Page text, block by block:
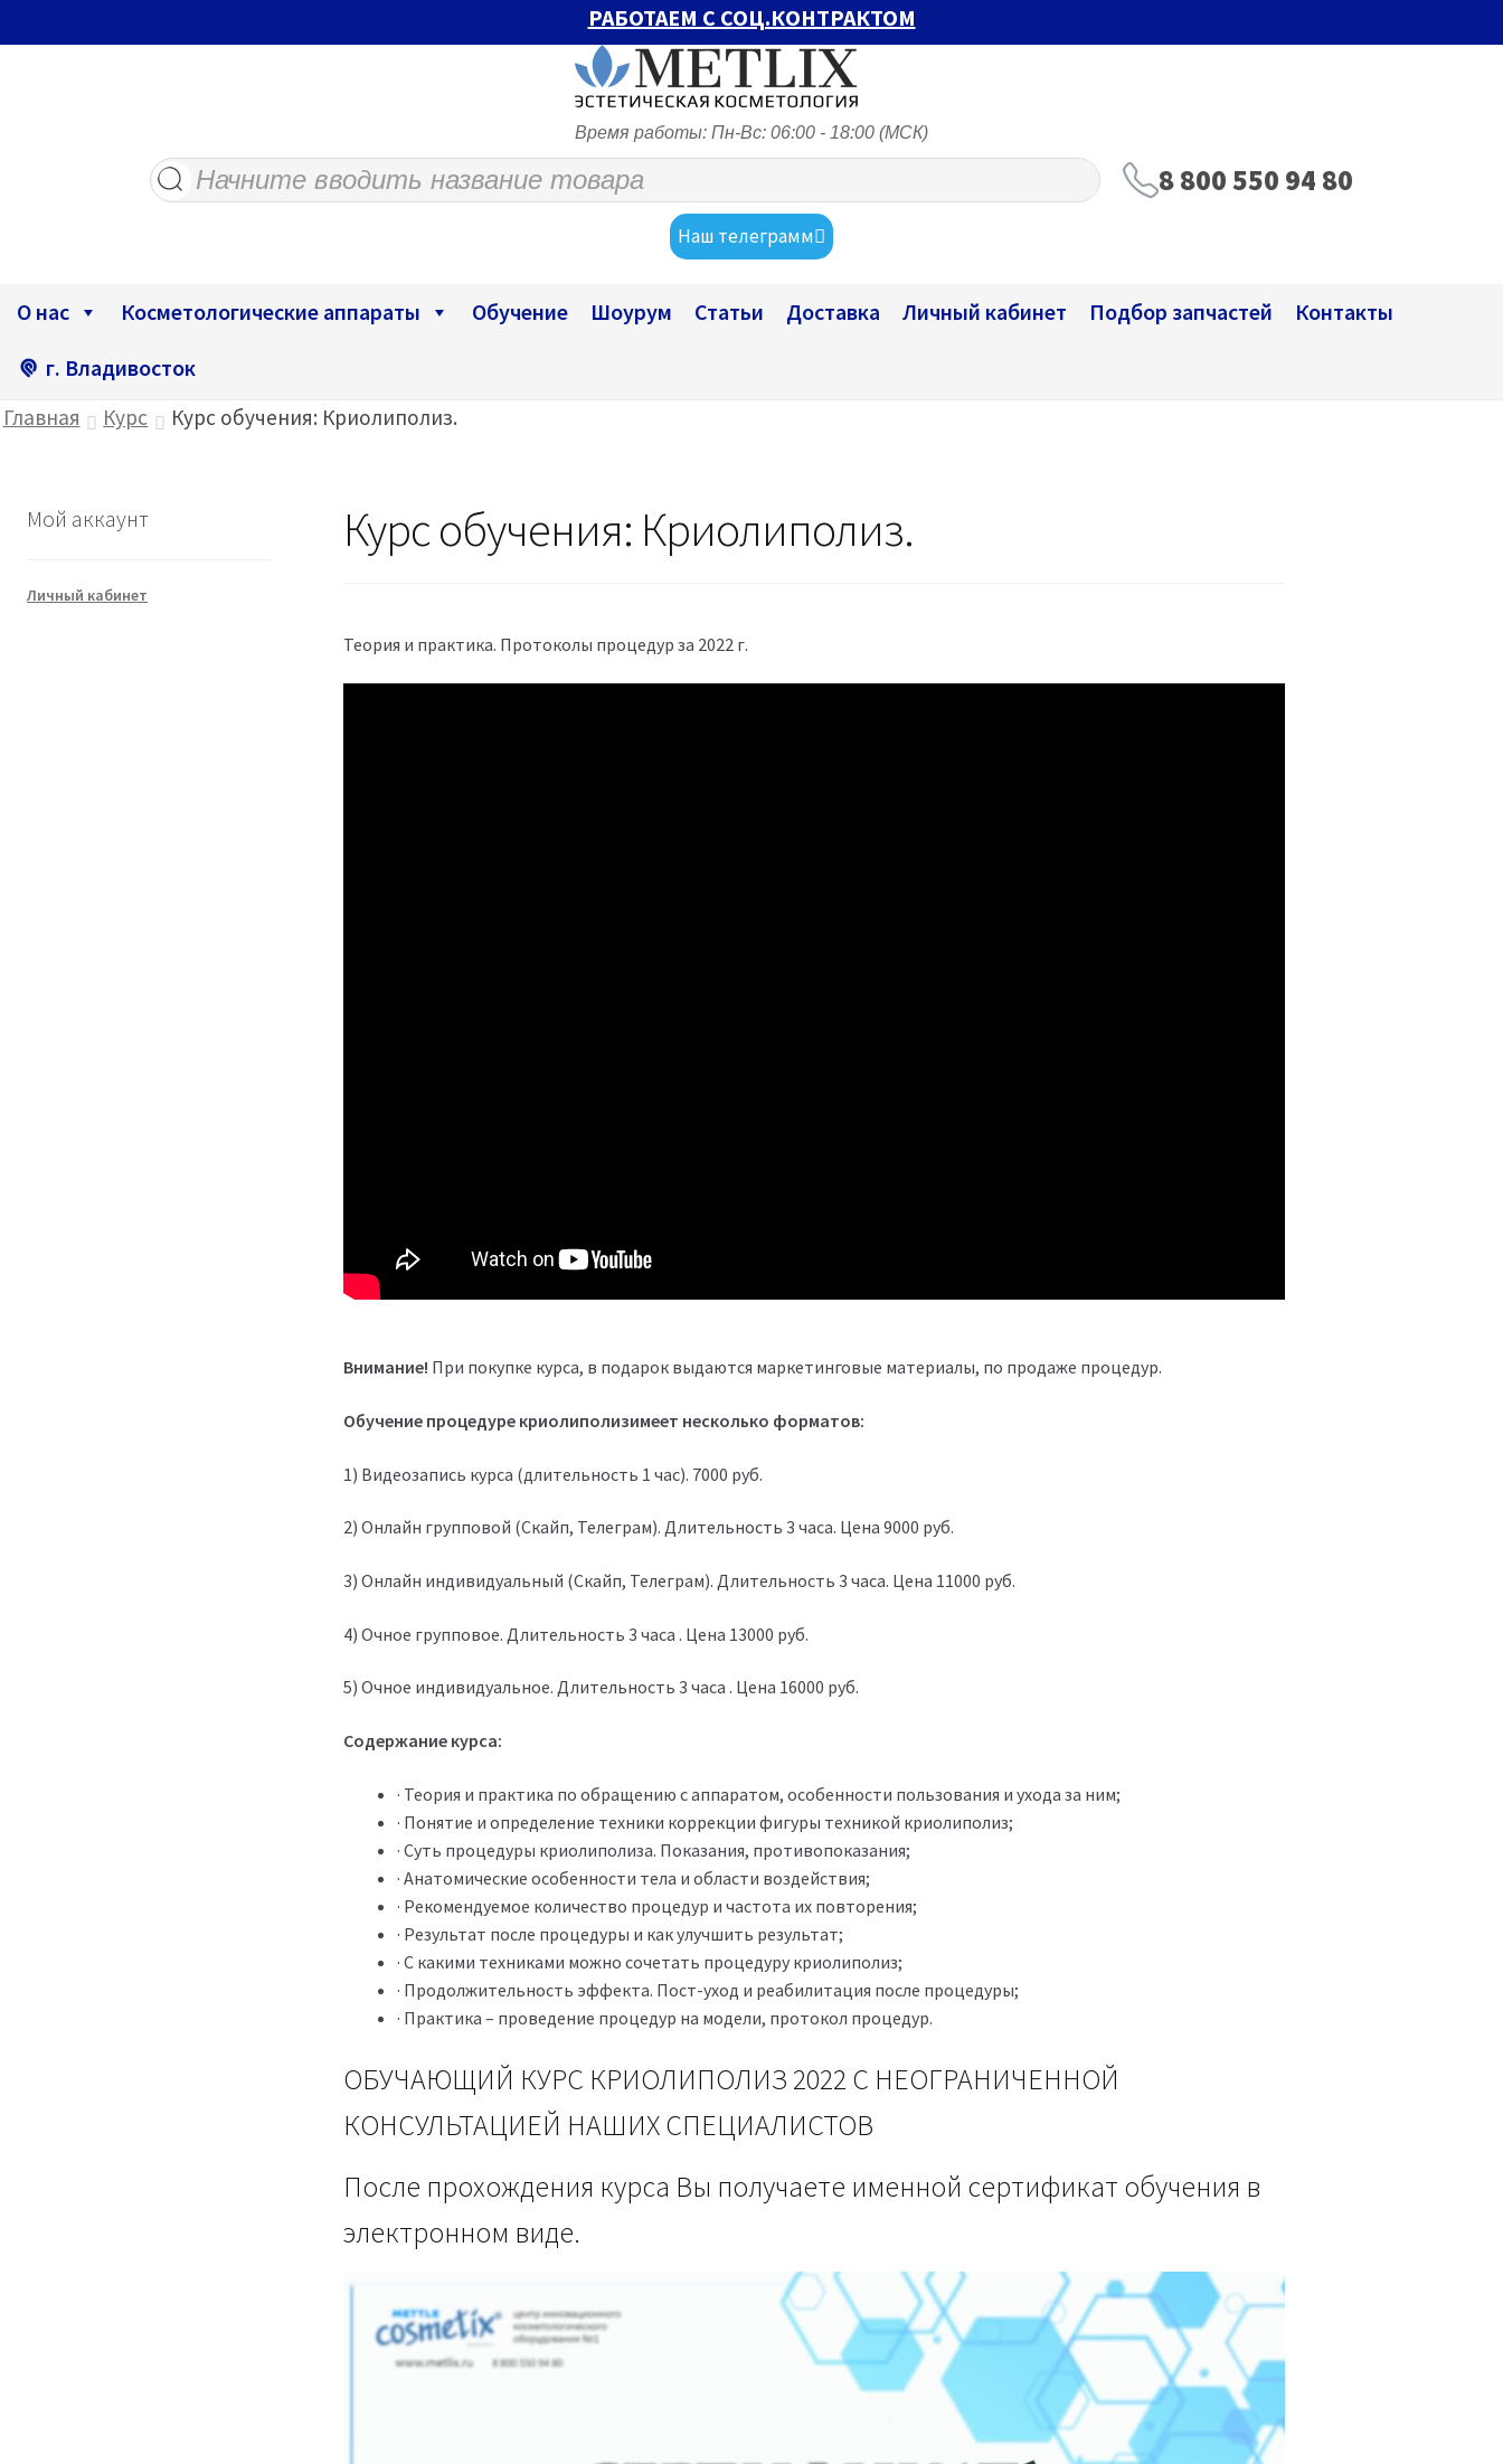
РАБОТАЕМ С СОЦ.КОНТРАКТОМ
Время работы: Пн-Вс: 06:00 - 18:00 (МСК)
Поиск
товаров
8 800 550 94 80
Наш телеграмм
О нас Косметологические аппараты Обучение Шоурум Статьи Доставка Личный кабинет Подбор запчастей
Контакты
г. Владивосток
Главная Курс Курс обучения: Криолиполиз.
Курс обучения: Криолиполиз.
Теория и практика. Протоколы процедур за 2022 г.
Внимание! При покупке курса, в подарок выдаются маркетинговые материалы, по продаже процедур.
Обучение процедуре криолиполизимеет несколько форматов:
1) Видеозапись курса (длительность 1 час). 7000 руб.
2) Онлайн групповой (Скайп, Телеграм). Длительность 3 часа. Цена 9000 руб.
3) Онлайн индивидуальный (Скайп, Телеграм). Длительность 3 часа. Цена 11000 руб.
4) Очное групповое. Длительность 3 часа . Цена 13000 руб.
5) Очное индивидуальное. Длительность 3 часа . Цена 16000 руб.
Содержание курса:
· Теория и практика по обращению с аппаратом, особенности пользования и ухода за ним;
· Понятие и определение техники коррекции фигуры техникой криолиполиз;
· Суть процедуры криолиполиза. Показания, противопоказания;
· Анатомические особенности тела и области воздействия;
· Рекомендуемое количество процедур и частота их повторения;
· Результат после процедуры и как улучшить результат;
· С какими техниками можно сочетать процедуру криолиполиз;
· Продолжительность эффекта. Пост-уход и реабилитация после процедуры;
· Практика – проведение процедур на модели, протокол процедур.
ОБУЧАЮЩИЙ КУРС КРИОЛИПОЛИЗ 2022 С НЕОГРАНИЧЕННОЙ
КОНСУЛЬТАЦИЕЙ НАШИХ СПЕЦИАЛИСТОВ
После прохождения курса Вы получаете именной сертификат обучения в
электронном виде.
Мой аккаунт
Личный кабинет